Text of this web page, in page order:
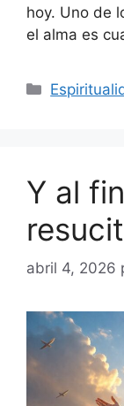
hoy. Uno de
el alma es
Y al
abril 4, 2026